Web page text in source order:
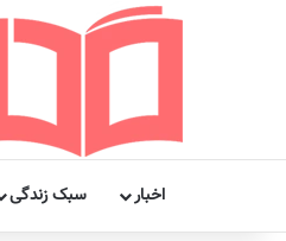
اخبار سبک زندگی